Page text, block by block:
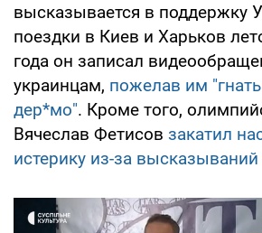
высказывается в поддержку
поездки в Киев и Харьков
года он записал
украинцам, пожелав им
дер*мо". Кроме того,
Вячеслав Фетисов закатил
истерику из-за высказываний